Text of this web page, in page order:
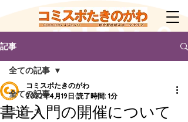
記事
全ての記事
ニュース
全ての記事
書道入門の開催について
コミスポたきのがわ
2022年4月19日 読了時間: 1分